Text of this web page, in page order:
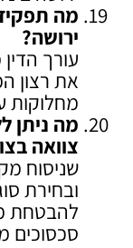
מה
ירושה?
עורך
את רצון
מחלוקות
מה ניתן
צוואה
שניסוח
ובחירת
להבטחת
סכסוכים